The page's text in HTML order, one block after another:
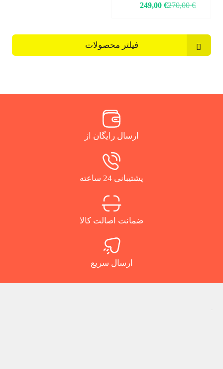
270,00€
249,00 €
فیلتر محصولات
ارسال رایگان از
پشتیبانی 24 ساعته
ضمانت اصالت کالا
ارسال سریع
.